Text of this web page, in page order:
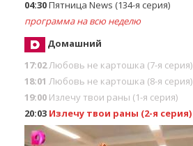
04:30Пятница News (134-я серия)
программа на всю неделю
Домашний
17:02Любовь не картошка (7-я серия)
18:01 Любовь не картошка (8-я серия)
19:00 Излечу твои раны (1-я серия)
20:03 Излечу твои раны (2-я серия)